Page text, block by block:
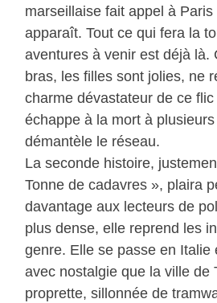
marseillaise fait appel à
apparaît. Tout ce qui fera la
aventures à venir est déjà là.
bras, les filles sont jolies, ne
charme dévastateur de ce flic
échappe à la mort à
démantèle le réseau.
La seconde histoire,
Tonne de cadavres », plaira
davantage aux lecteurs de
plus dense, elle reprend les
genre. Elle se passe en Italie
avec nostalgie que la ville de
proprette, sillonnée de